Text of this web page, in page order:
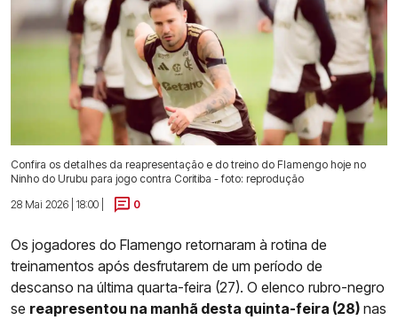
Confira os detalhes da reapresentação e do treino do Flamengo hoje no
Ninho do Urubu para jogo contra Coritiba - foto: reprodução
28 Mai 2026 | 18:00 |
0
Os jogadores do Flamengo retornaram à rotina de
treinamentos após desfrutarem de um período de
descanso na última quarta-feira (27). O elenco rubro-negro
se reapresentou na manhã desta quinta-feira (28) nas